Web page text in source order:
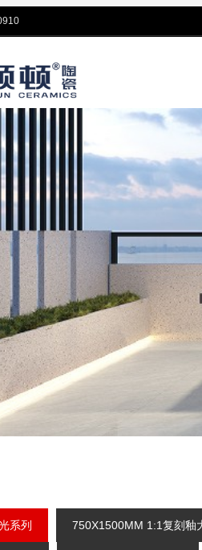
系列 750X1500MM 1:1复刻釉